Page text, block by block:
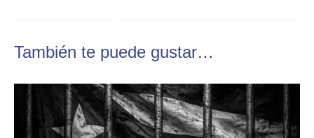
También te puede gustar…